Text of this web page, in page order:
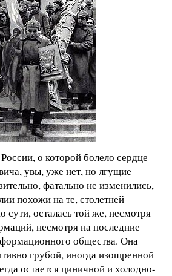
о которой болело сердце
увы, уже нет, но лгущие
фатально не изменились,
похожи на те, столетней
сути, осталась той же, несмотря
несмотря на последние
общества. Она
грубой, иногда изощренной
остается циничной и холодно-